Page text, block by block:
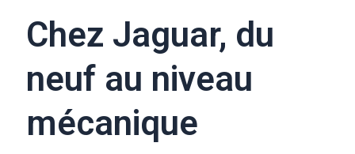
Chez Jaguar, du
neuf au niveau
mécanique